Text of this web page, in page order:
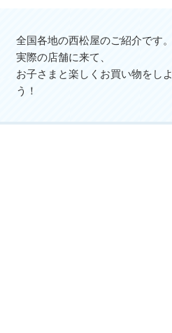
全国各地の西松屋のご紹介です。
実際の店舗に来て、
お子さまと楽しくお買い物をしよ
う！